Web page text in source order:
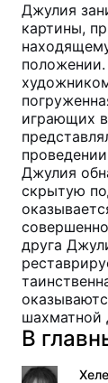
Джулия
картины,
играющих
Джулия
скрытую
друга
шахматной
В